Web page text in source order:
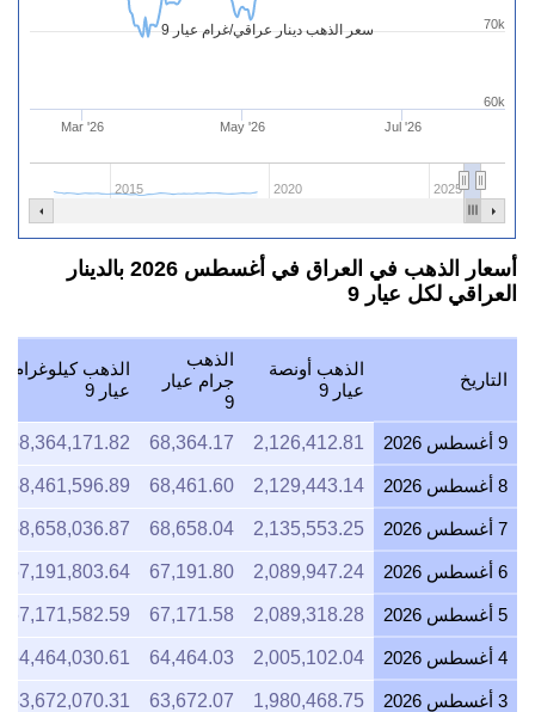
سعر الذهب دينار عراقي/غرام عيار 9
Mar '26 May '26 Jul '26
2015 2020 2025
60k
70k
أسعار الذهب في العراق في أغسطس 2026 بالدينار
العراقي لكل عيار 9
التاريخ
الذهب أونصة
عيار 9
الذهب
جرام عيار
9
الذهب كيلوغرام
عيار 9
9 أغسطس 2026 2,126,412.81
68,364.17
68,364,171.82
8 أغسطس 2026 2,129,443.14
68,461.60
68,461,596.89
7 أغسطس 2026 2,135,553.25
68,658.04
68,658,036.87
6 أغسطس 2026 2,089,947.24
67,191.80
67,191,803.64
5 أغسطس 2026 2,089,318.28
67,171.58
67,171,582.59
4 أغسطس 2026 2,005,102.04
64,464.03
64,464,030.61
3 أغسطس 2026 1,980,468.75
63,672.07
63,672,070.31